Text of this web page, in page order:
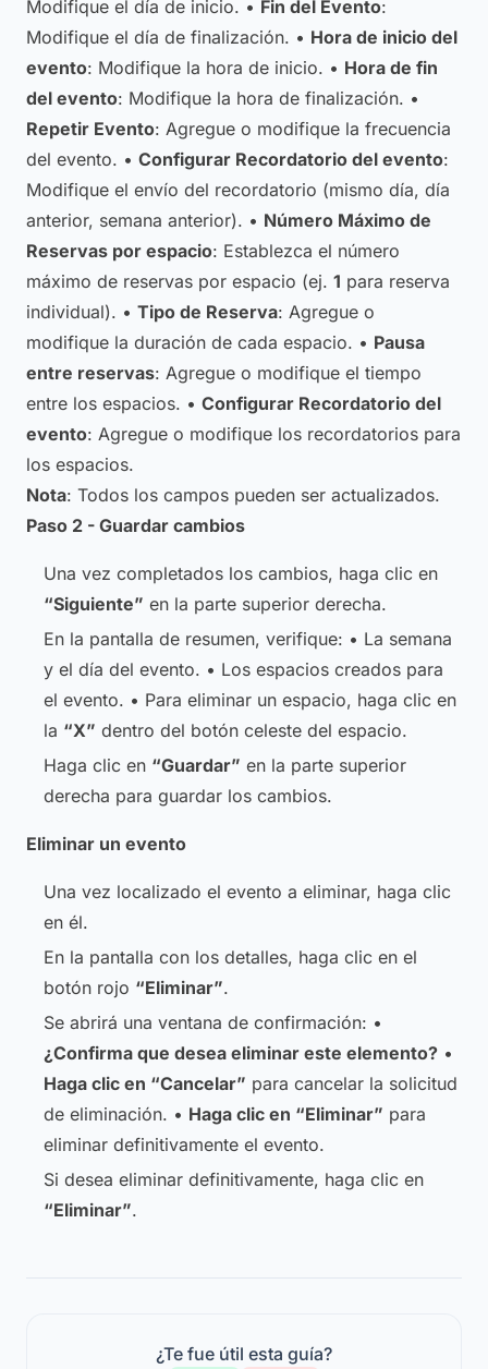
Modifique el día de inicio. • Fin del Evento:
Modifique el día de finalización. • Hora de inicio del
evento: Modifique la hora de inicio. • Hora de fin
del evento: Modifique la hora de finalización. •
Repetir Evento: Agregue o modifique la frecuencia
del evento. • Configurar Recordatorio del evento:
Modifique el envío del recordatorio (mismo día, día
anterior, semana anterior). • Número Máximo de
Reservas por espacio: Establezca el número
máximo de reservas por espacio (ej. 1 para reserva
individual). • Tipo de Reserva: Agregue o
modifique la duración de cada espacio. • Pausa
entre reservas: Agregue o modifique el tiempo
entre los espacios. • Configurar Recordatorio del
evento: Agregue o modifique los recordatorios para
los espacios.
Nota: Todos los campos pueden ser actualizados.
Paso 2 - Guardar cambios
Una vez completados los cambios, haga clic en
“Siguiente” en la parte superior derecha.
En la pantalla de resumen, verifique: • La semana
y el día del evento. • Los espacios creados para
el evento. • Para eliminar un espacio, haga clic en
la “X” dentro del botón celeste del espacio.
Haga clic en “Guardar” en la parte superior
derecha para guardar los cambios.
Eliminar un evento
Una vez localizado el evento a eliminar, haga clic
en él.
En la pantalla con los detalles, haga clic en el
botón rojo “Eliminar”.
Se abrirá una ventana de confirmación: •
¿Confirma que desea eliminar este elemento? •
Haga clic en “Cancelar” para cancelar la solicitud
de eliminación. • Haga clic en “Eliminar” para
eliminar definitivamente el evento.
Si desea eliminar definitivamente, haga clic en
“Eliminar”.
¿Te fue útil esta guía?